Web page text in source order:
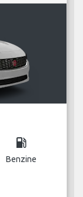
local_gas_station
Benzine